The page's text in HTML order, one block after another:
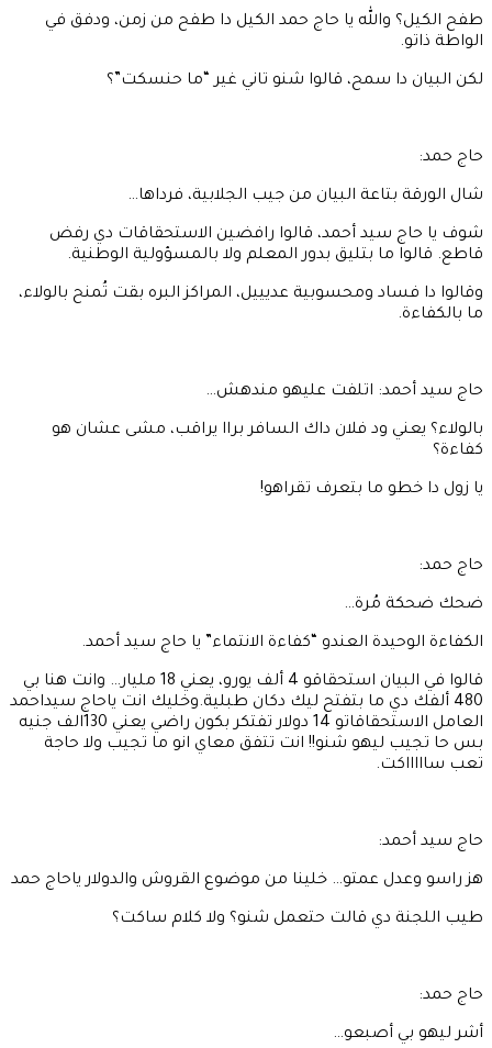
طفح الكيل؟ والله يا حاج حمد الكيل دا طفح من زمن، ودفق في
الواطة ذاتو.
لكن البيان دا سمح، قالوا شنو تاني غير “ما حنسكت”؟
حاج حمد:
شال الورقة بتاعة البيان من جيب الجلابية، فرداها…
شوف يا حاج سيد أحمد، قالوا رافضين الاستحقاقات دي رفض
قاطع. قالوا ما بتليق بدور المعلم ولا بالمسؤولية الوطنية.
وقالوا دا فساد ومحسوبية عديييل، المراكز البره بقت تُمنح بالولاء،
ما بالكفاءة.
حاج سيد أحمد: اتلفت عليهو مندهش…
بالولاء؟ يعني ود فلان داك السافر براا يراقب، مشى عشان هو
كفاءة؟
يا زول دا خطو ما بتعرف تقراهو!
حاج حمد:
ضحك ضحكة مُرة…
الكفاءة الوحيدة العندو “كفاءة الانتماء” يا حاج سيد أحمد.
قالوا في البيان استحقاقو 4 ألف يورو، يعني 18 مليار… وانت هنا بي
480 ألفك دي ما بتفتح ليك دكان طبلية.وخليك انت ياحاج سيداحمد
العامل الاستحقاقاتو 14 دولار تفتكر بكون راضي يعني 130الف جنيه
بس حا تجيب ليهو شنو!! انت تتفق معاي انو ما تجيب ولا حاجة
تعب ساااااكت.
حاج سيد أحمد:
هز راسو وعدل عمتو… خلينا من موضوع القروش والدولار ياحاج حمد
طيب اللجنة دي قالت حتعمل شنو؟ ولا كلام ساكت؟
حاج حمد:
أشر ليهو بي أصبعو…